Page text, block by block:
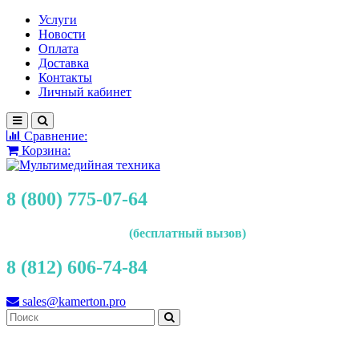
Услуги
Новости
Оплата
Доставка
Контакты
Личный кабинет
Сравнение:
Корзина:
8 (800) 775-07-64
(бесплатный вызов)
8 (812) 606-74-84
sales@kamerton.pro